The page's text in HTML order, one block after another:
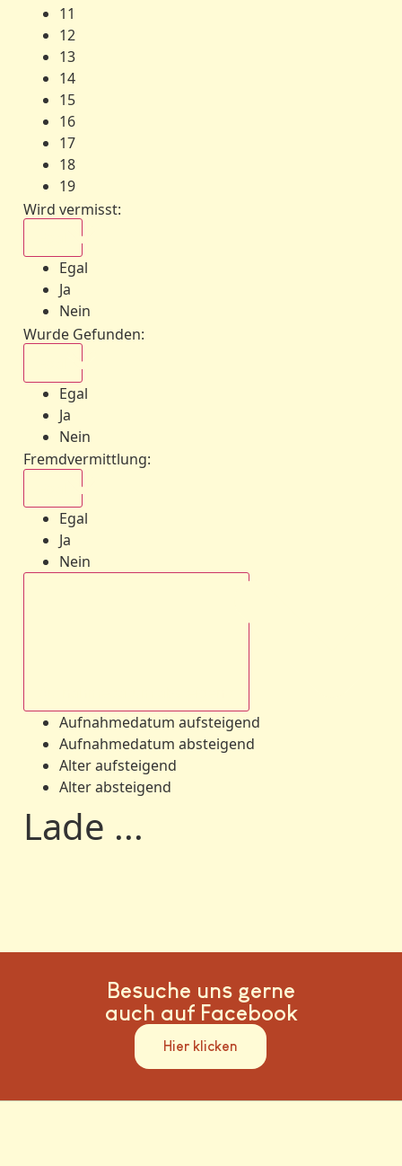
11
12
13
14
15
16
17
18
19
Wird vermisst:
Egal
Ja
Nein
Wurde Gefunden:
Egal
Ja
Nein
Fremdvermittlung:
Egal
Ja
Nein
Aufnahmedatum aufsteigend
Aufnahmedatum absteigend
Alter aufsteigend
Alter absteigend
Lade ...
Besuche uns gerne
auch auf Facebook
Hier klicken